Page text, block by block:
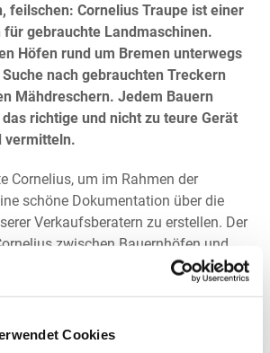
Cookies
feilschen: Cornelius Traupe ist einer
für gebrauchte Landmaschinen.
Höfen rund um Bremen unterwegs
nach gebrauchten Treckern
Mähdreschern. Jedem Bauern
richtige und nicht zu teure Gerät
vermitteln.
Cornelius, um im Rahmen der
schöne Dokumentation über die
Verkaufsberatern zu erstellen. Der
zwischen Bauernhöfen und
nicht nur für seinen Job und für
sondern auch genau weiß, was